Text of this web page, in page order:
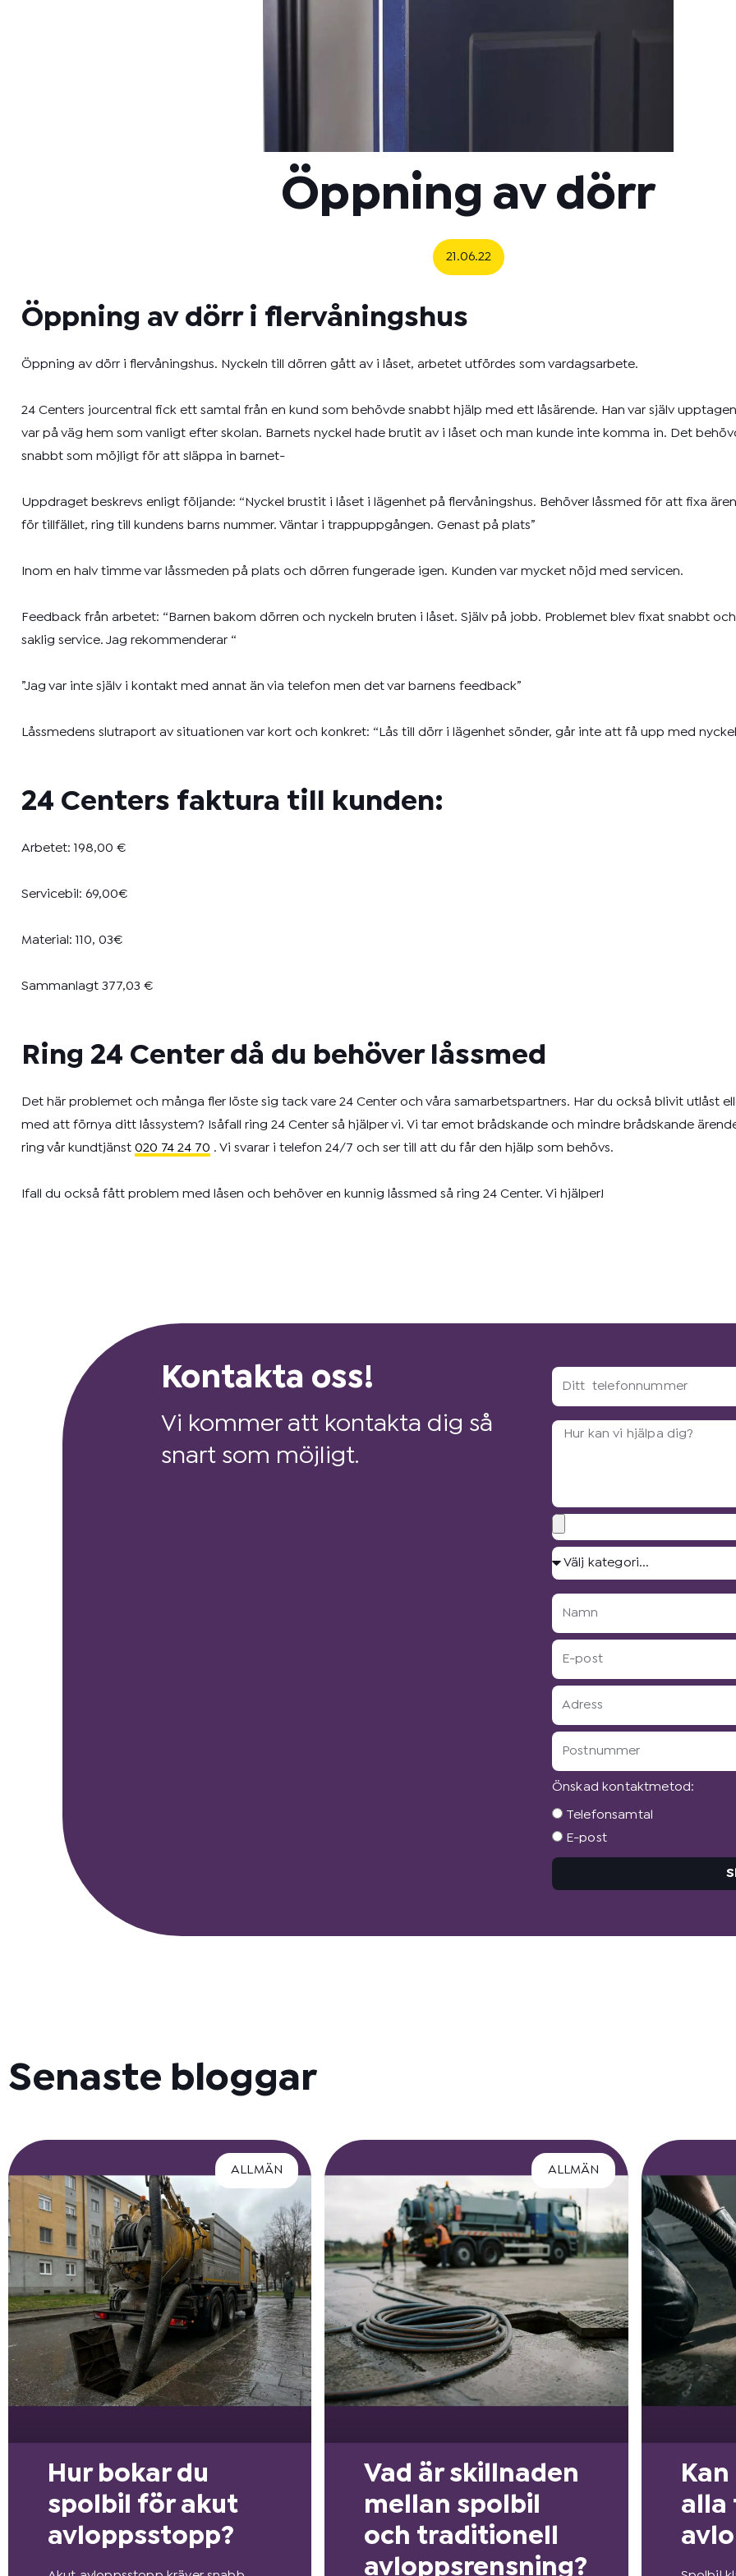
Öppning av dörr
21.06.22
Öppning av dörr i flervåningshus
Öppning av dörr i flervåningshus. Nyckeln till dörren gått av i låset, arbetet utfördes som vardagsarbete.
24 Centers jourcentral fick ett samtal från en kund som behövde snabbt hjälp med ett låsärende. Han var själv
var på väg hem som vanligt efter skolan. Barnets nyckel hade brutit av i låset och man kunde inte komma in. Det
snabbt som möjligt för att släppa in barnet-
Uppdraget beskrevs enligt följande: “Nyckel brustit i låset i lägenhet på flervåningshus. Behöver låssmed för att fixa
för tillfället, ring till kundens barns nummer. Väntar i trappuppgången. Genast på plats”
Inom en halv timme var låssmeden på plats och dörren fungerade igen. Kunden var mycket nöjd med servicen.
Feedback från arbetet: “Barnen bakom dörren och nyckeln bruten i låset. Själv på jobb. Problemet blev fixat snabbt och
saklig service. Jag rekommenderar “
”Jag var inte själv i kontakt med annat än via telefon men det var barnens feedback”
Låssmedens slutraport av situationen var kort och konkret: “Lås till dörr i lägenhet sönder, går inte att få upp med
24 Centers faktura till kunden:
Arbetet: 198,00 €
Servicebil: 69,00€
Material: 110, 03€
Sammanlagt 377,03 €
Ring 24 Center då du behöver låssmed
Det här problemet och många fler löste sig tack vare 24 Center och våra samarbetspartners. Har du också blivit utlåst
med att förnya ditt låssystem? Isåfall ring 24 Center så hjälper vi. Vi tar emot brådskande och mindre brådskande
ring vår kundtjänst 020 74 24 70 . Vi svarar i telefon 24/7 och ser till att du får den hjälp som behövs.
Ifall du också fått problem med låsen och behöver en kunnig låssmed så ring 24 Center. Vi hjälper!
Kontakta oss!
Vi kommer att kontakta dig så
snart som möjligt.
Ditt
Arbetsbeskrivning?
Bilagor
Välj
kategori...
Namn
E-
post
Adress
Postnummer
Önskad kontaktmetod:
Önskad
kontaktmetod:
Telefonsamtal
E-post
Senaste bloggar
ALLMÄN
Hur bokar du
spolbil för akut
avloppsstopp?
ALLMÄN
Vad är skillnaden
mellan spolbil
och traditionell
avloppsrensning?
alla